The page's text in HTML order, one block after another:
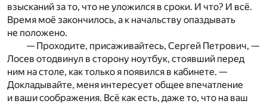
взысканий за то, что не уложился в сроки. И что? И всё.
Время моё закончилось, а к начальству опаздывать
не положено.
— Проходите, присаживайтесь, Сергей Петрович, —
Лосев отодвинул в сторону ноутбук, стоявший перед
ним на столе, как только я появился в кабинете. —
Докладывайте, меня интересует общее впечатление
и ваши соображения. Всё как есть, даже то, что на ваш